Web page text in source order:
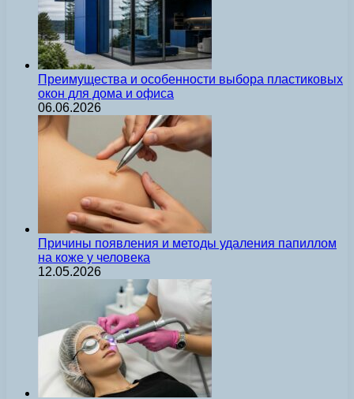
Преимущества и особенности выбора пластиковых
окон для дома и офиса
06.06.2026
Причины появления и методы удаления папиллом
на коже у человека
12.05.2026